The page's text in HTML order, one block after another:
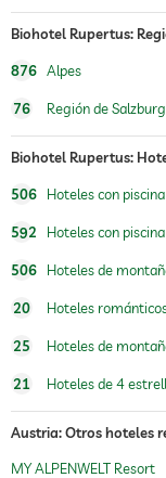
parque infantil al aire
piscina de agua fría
masajes para el bienestar
Biohotel Rupertus:
876 Alpes
76 Región de
Biohotel Rupertus:
506 Hoteles con
592 Hoteles con
506 Hoteles de
20 Hoteles
25 Hoteles de
21 Hoteles de 4
Austria: Otros hoteles
MY ALPENWELT Resort